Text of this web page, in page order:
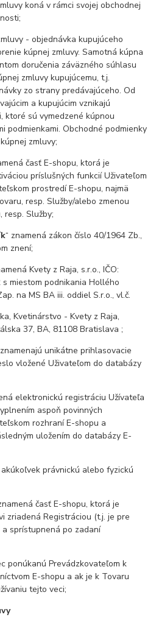
koná v rámci svojej obchodnej
- objednávka kupujúceho
kúpnej zmluvy. Samotná kúpna
doručenia záväzného súhlasu
zmluvy kupujúcemu, t.j.
zo strany predávajúceho. Od
a kupujúcim vznikajú
ktoré sú vymedzené kúpnou
podmienkami. Obchodné podmienky
zmluvy;
časť E-shopu, ktorá je
príslušných funkcií Uživateľom
prostredí E-shopu, najmä
resp. Služby/alebo zmenou
resp. Služby;
“ znamená zákon číslo 40/1964 Zb.,
znení;
Kvety z Raja, s.r.o., IČO:
miestom podnikania Hollého
na MS BA iii. oddiel S.r.o., vl.č.
- Kvety z Raja,
37, BA, 81108 Bratislava ;
unikátne prihlasovacie
vložené Uživateľom do databázy
elektronickú registráciu Užívateľa
aspoň povinných
rozhraní E-shopu a
uložením do databázy E-
akúkoľvek právnickú alebo fyzickú
časť E-shopu, ktorá je
zriadená Registráciou (t.j. je pre
sprístupnená po zadaní
ponúkanú Prevádzkovateľom k
E-shopu a ak je k Tovaru
tejto veci;